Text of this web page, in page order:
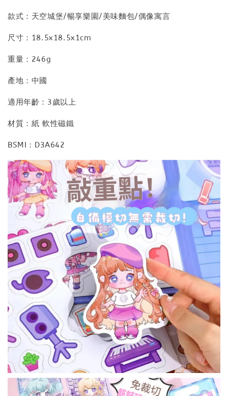
款式：天空城堡/暢享樂園/美味麵包/偶像寓言
尺寸：18.5x18.5x1cm
重量：246g
產地：中國
適用年齡：3歲以上
材質：紙 軟性磁鐵
BSMI：D3A642